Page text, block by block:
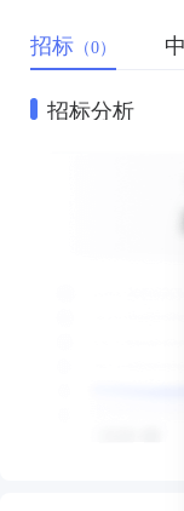
招标 （0）
招标分析